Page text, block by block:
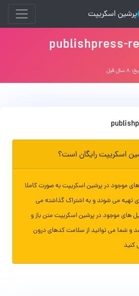
پرشین اسکریپت
publishpress-
قبل
اسکریپت رایگان است؟
موجود در پرشین اسکریپت به صورت کاملا
تهیه می شوند و به اشتراک گذاشته می
های موجود در پرشین اسکریپت متن باز و
و شما می توانید از سلامت کدهای درون
کنید